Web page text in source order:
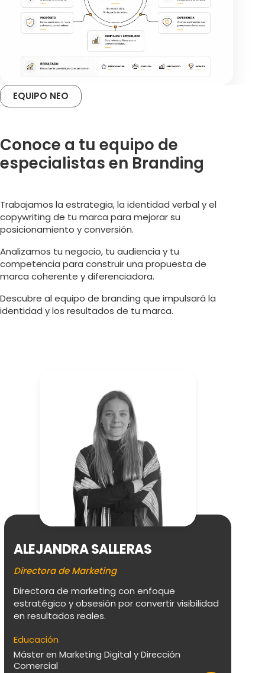
EQUIPO NEO
Conoce a tu equipo de
especialistas en Branding
Trabajamos la estrategia, la identidad verbal y el
copywriting de tu marca para mejorar su
posicionamiento y conversión.
Analizamos tu negocio, tu audiencia y tu
competencia para construir una propuesta de
marca coherente y diferenciadora.
Descubre al equipo de branding que impulsará la
identidad y los resultados de tu marca.
ALEJANDRA SALLERAS
Directora de Marketing
Directora de marketing con enfoque
estratégico y obsesión por convertir visibilidad
en resultados reales.
Educación
Máster en Marketing Digital y Dirección
Comercial